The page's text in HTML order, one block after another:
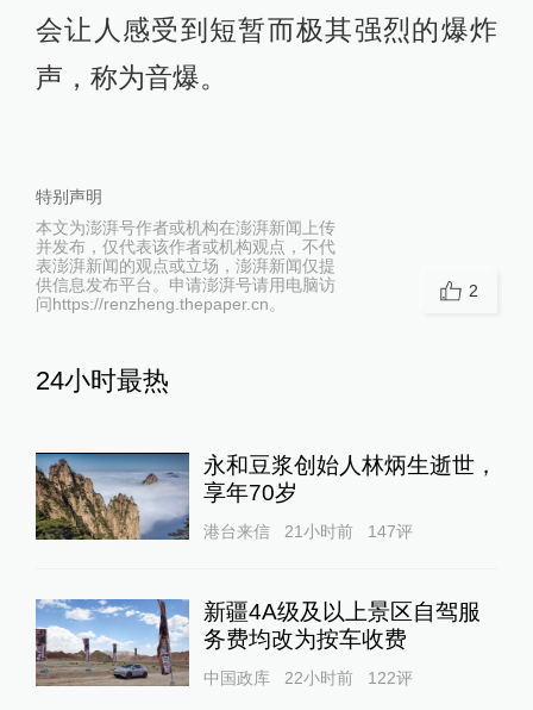
会让人感受到短暂而极其强烈的爆炸
声，称为音爆。
特别声明
本文为澎湃号作者或机构在澎湃新闻上传
并发布，仅代表该作者或机构观点，不代
表澎湃新闻的观点或立场，澎湃新闻仅提
供信息发布平台。申请澎湃号请用电脑访
问https://renzheng.thepaper.cn。
2
24小时最热
永和豆浆创始人林炳生逝世，
享年70岁
港台来信 21小时前 147评
新疆4A级及以上景区自驾服
务费均改为按车收费
中国政库 22小时前 122评